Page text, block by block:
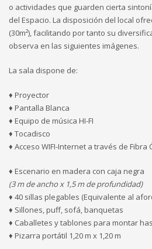
o actividades que guarden cierta
del Espacio. La disposición del local
(30m²), facilitando por tanto su
observa en las siguientes imágenes.
La sala dispone de:
♦ Proyector
♦ Pantalla Blanca
♦ Equipo de música HI-FI
♦ Tocadisco
♦ Acceso WIFI-Internet a través de Fibra
♦ Escenario en madera con caja negra
(3 m de ancho x 1,5 m de profundidad)
♦ 40 sillas plegables (Equivalente al
♦ Sillones, puff, sofá, banquetas
♦ Caballetes y tablones para montar
♦ Pizarra portátil 1,20 m x 1,20 m